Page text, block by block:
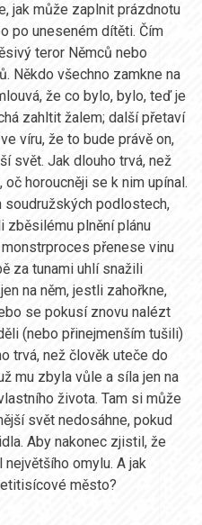
jak může zaplnit prázdnotu
po uneseném dítěti. Čím
teror Němců nebo
Někdo všechno zamkne na
že co bylo, bylo, teď je
zahltit žalem; další přetaví
víru, že to bude právě on,
svět. Jak dlouho trvá, než
horoucněji se k nim upínal.
soudružských podlostech,
zběsilému plnění plánu
přenese vinu
za tunami uhlí snažili
na něm, jestli zahořkne,
se pokusí znovu nalézt
(nebo přinejmenším tušili)
trvá, než člověk uteče do
mu zbyla vůle a síla jen na
života. Tam si může
svět nedosáhne, pokud
Aby nakonec zjistil, že
omylu. A jak
město?